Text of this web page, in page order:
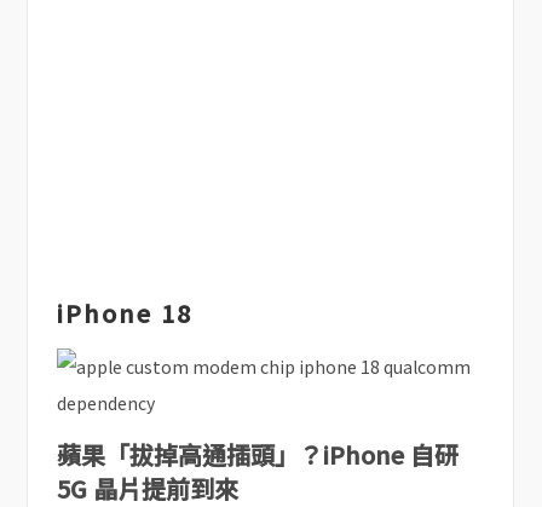
iPhone 18
蘋果「拔掉高通插頭」？iPhone 自研
5G 晶片提前到來